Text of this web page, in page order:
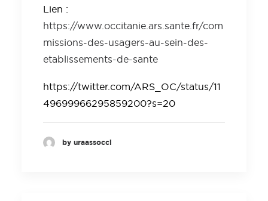
Lien :
https://www.occitanie.ars.sante.fr/com
missions-des-usagers-au-sein-des-
etablissements-de-sante
https://twitter.com/ARS_OC/status/11
49699966295859200?s=20
by uraassocci